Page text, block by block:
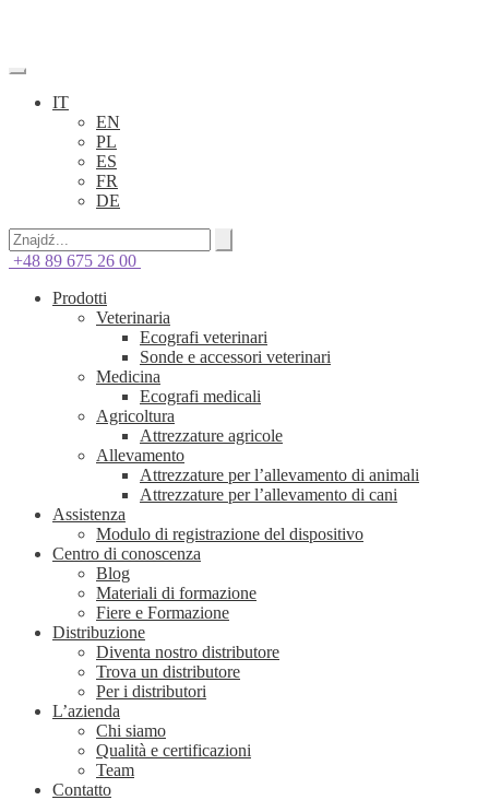
IT
EN
PL
ES
FR
DE
+48 89 675 26 00
Prodotti
Veterinaria
Ecografi veterinari
Sonde e accessori veterinari
Medicina
Ecografi medicali
Agricoltura
Attrezzature agricole
Allevamento
Attrezzature per l’allevamento di animali
Attrezzature per l’allevamento di cani
Assistenza
Modulo di registrazione del dispositivo
Centro di conoscenza
Blog
Materiali di formazione
Fiere e Formazione
Distribuzione
Diventa nostro distributore
Trova un distributore
Per i distributori
L’azienda
Chi siamo
Qualità e certificazioni
Team
Contatto